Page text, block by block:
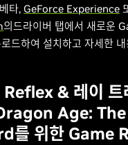
베타, GeForce Experience
의드라이버 탭에서 새로운
드하여 설치하고 자세한 내
& 레이 트
Age: The
를 위한 Game